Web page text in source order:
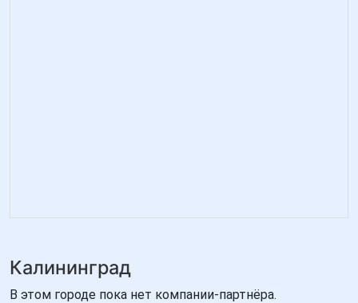
Калининград
В этом городе пока нет компании-партнёра.